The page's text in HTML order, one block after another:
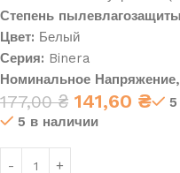
Степень
Цвет: Белый
Серия: Binera
Номинальное
177,00₴ 141,60 ₴
5 в наличии